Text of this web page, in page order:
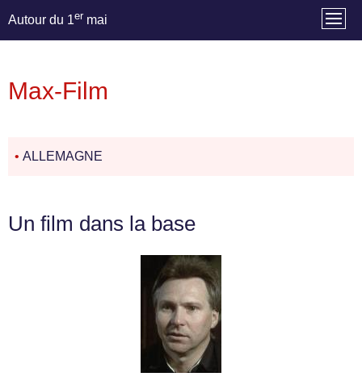
Autour du 1er mai
Max-Film
• ALLEMAGNE
Un film dans la base